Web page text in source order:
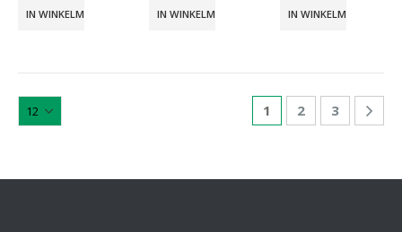
IN WINKELMAND IN WINKELMAND IN WINKELMAND
1 2 3